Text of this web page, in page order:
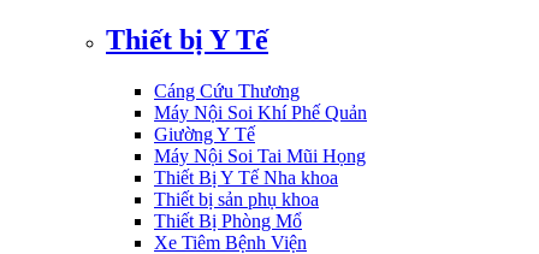
Thiết bị Y Tế
Cáng Cứu Thương
Máy Nội Soi Khí Phế Quản
Giường Y Tế
Máy Nội Soi Tai Mũi Họng
Thiết Bị Y Tế Nha khoa
Thiết bị sản phụ khoa
Thiết Bị Phòng Mổ
Xe Tiêm Bệnh Viện